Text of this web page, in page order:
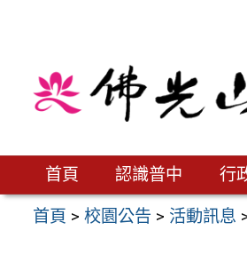
首頁 認識普中 行
首頁 >校園公告 > 活動訊息